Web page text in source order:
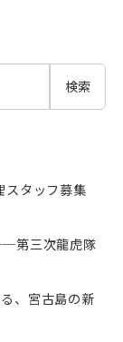
検索
スタッフ募集
第三次龍虎隊
、宮古島の新